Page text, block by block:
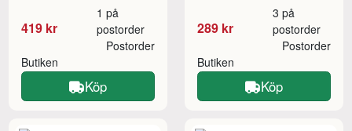
419 kr
1 på
postorder
Butiken
Postorder
Köp
289 kr
3 på
postorder
Butiken
Postorder
Köp